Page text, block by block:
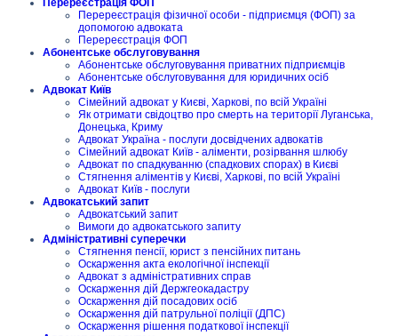
Перереєстрація ФОП
Перереєстрація фізичної особи - підприємця (ФОП) за
допомогою адвоката
Перереєстрація ФОП
Абонентське обслуговування
Абонентське обслуговування приватних підприємців
Абонентське обслуговування для юридичних осіб
Адвокат Київ
Сімейний адвокат у Києві, Харкові, по всій Україні
Як отримати свідоцтво про смерть на території Луганська,
Донецька, Криму
Адвокат Україна - послуги досвідчених адвокатів
Сімейний адвокат Київ - аліменти, розірвання шлюбу
Адвокат по спадкуванню (спадкових спорах) в Києві
Стягнення аліментів у Києві, Харкові, по всій Україні
Адвокат Київ - послуги
Адвокатський запит
Адвокатський запит
Вимоги до адвокатського запиту
Адміністративні суперечки
Стягнення пенсії, юрист з пенсійних питань
Оскарження акта екологічної інспекції
Адвокат з адміністративних справ
Оскарження дій Держгеокадастру
Оскарження дій посадових осіб
Оскарження дій патрульної поліції (ДПС)
Оскарження рішення податкової інспекції